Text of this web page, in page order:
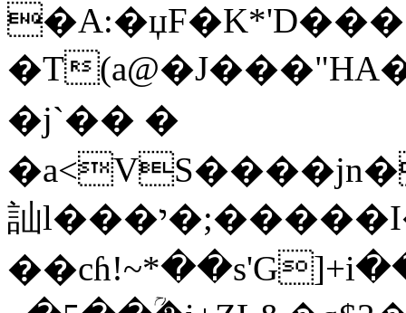
�T
�j`�� �
訕l���י�;�����I�*�= Vc瑑